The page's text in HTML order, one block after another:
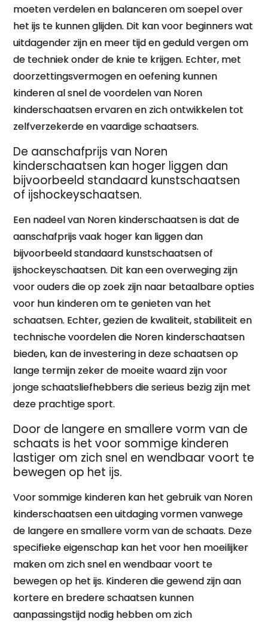
moeten verdelen en balanceren om soepel over
het ijs te kunnen glijden. Dit kan voor beginners wat
uitdagender zijn en meer tijd en geduld vergen om
de techniek onder de knie te krijgen. Echter, met
doorzettingsvermogen en oefening kunnen
kinderen al snel de voordelen van Noren
kinderschaatsen ervaren en zich ontwikkelen tot
zelfverzekerde en vaardige schaatsers.
De aanschafprijs van Noren
kinderschaatsen kan hoger liggen dan
bijvoorbeeld standaard kunstschaatsen
of ijshockeyschaatsen.
Een nadeel van Noren kinderschaatsen is dat de
aanschafprijs vaak hoger kan liggen dan
bijvoorbeeld standaard kunstschaatsen of
ijshockeyschaatsen. Dit kan een overweging zijn
voor ouders die op zoek zijn naar betaalbare opties
voor hun kinderen om te genieten van het
schaatsen. Echter, gezien de kwaliteit, stabiliteit en
technische voordelen die Noren kinderschaatsen
bieden, kan de investering in deze schaatsen op
lange termijn zeker de moeite waard zijn voor
jonge schaatsliefhebbers die serieus bezig zijn met
deze prachtige sport.
Door de langere en smallere vorm van de
schaats is het voor sommige kinderen
lastiger om zich snel en wendbaar voort te
bewegen op het ijs.
Voor sommige kinderen kan het gebruik van Noren
kinderschaatsen een uitdaging vormen vanwege
de langere en smallere vorm van de schaats. Deze
specifieke eigenschap kan het voor hen moeilijker
maken om zich snel en wendbaar voort te
bewegen op het ijs. Kinderen die gewend zijn aan
kortere en bredere schaatsen kunnen
aanpassingstijd nodig hebben om zich